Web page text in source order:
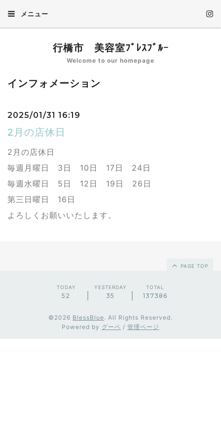
メニュー
行橋市 美容室ﾌﾞﾚｽﾌﾞﾙｰ
Welcome to our homepage
インフォメーション
2025/01/31 16:19
2月の店休日
2月の店休日
毎週月曜日 3日 10日 17日 24日
毎週水曜日 5日 12日 19日 26日
第三日曜日 16日
よろしくお願いいたします。
PAGE TOP
TODAY
52
YESTERDAY
35
TOTAL
137386
©2026 BlessBlue. All Rights Reserved.
Powered by グーペ / 管理ページ